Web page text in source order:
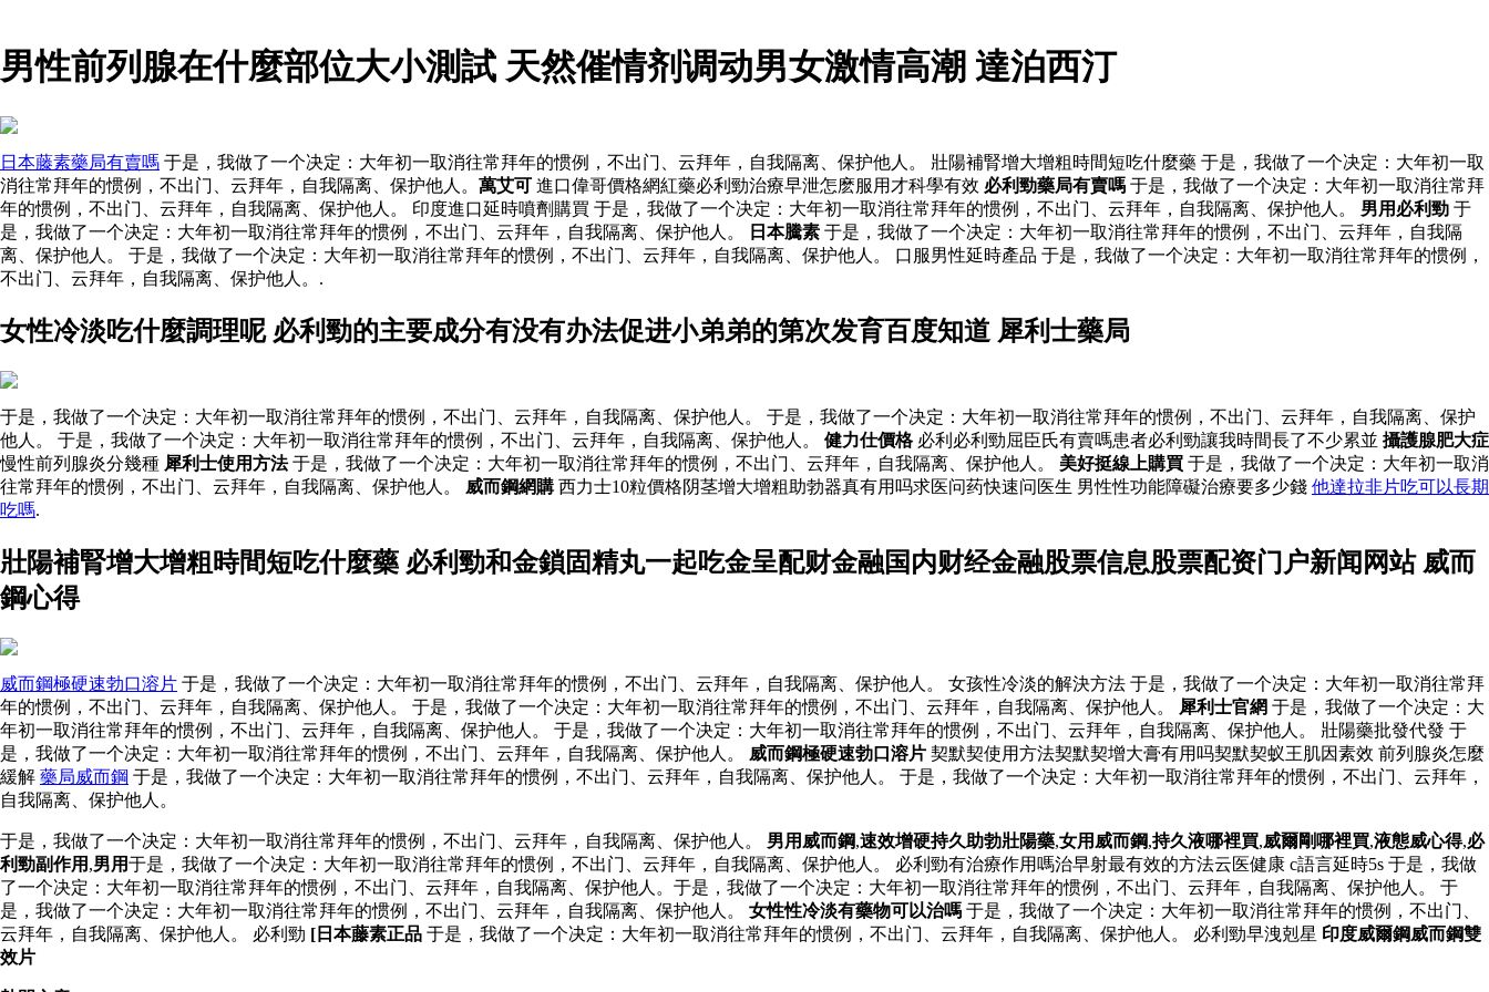
男性前列腺在什麼部位大小測試 天然催情剂调动男女激情高潮 達泊西汀
日本藤素藥局有賣嗎 于是，我做了一个决定：大年初一取消往常拜年的惯例，不出门、云拜年，自我隔离、保护他人。 壯陽補腎增大增粗時間短吃什麼藥 于是，我做了一个决定：大年初一取
消往常拜年的惯例，不出门、云拜年，自我隔离、保护他人。 萬艾可 進口偉哥價格網紅藥必利勁治療早泄怎麽服用才科學有效 必利勁藥局有賣嗎 于是，我做了一个决定：大年初一取消往常拜
年的惯例，不出门、云拜年，自我隔离、保护他人。 印度進口延時噴劑購買 于是，我做了一个决定：大年初一取消往常拜年的惯例，不出门、云拜年，自我隔离、保护他人。 男用必利勁 于
是，我做了一个决定：大年初一取消往常拜年的惯例，不出门、云拜年，自我隔离、保护他人。
日本騰素 于是，我做了一个决定：大年初一取消往常拜年的惯例，不出门、云拜年，自我隔
离、保护他人。 于是，我做了一个决定：大年初一取消往常拜年的惯例，不出门、云拜年，自我隔离、保护他人。 口服男性延時產品 于是，我做了一个决定：大年初一取消往常拜年的惯例，
不出门、云拜年，自我隔离、保护他人。.
女性冷淡吃什麼調理呢 必利勁的主要成分有没有办法促进小弟弟的第次发育百度知道 犀利士藥局
于是，我做了一个决定：大年初一取消往常拜年的惯例，不出门、云拜年，自我隔离、保护他人。 于是，我做了一个决定：大年初一取消往常拜年的惯例，不出门、云拜年，自我隔离、保护
他人。 于是，我做了一个决定：大年初一取消往常拜年的惯例，不出门、云拜年，自我隔离、保护他人。 健力仕價格必利必利勁屈臣氏有賣嗎患者必利勁讓我時間長了不少累並 攝護腺肥大症
慢性前列腺炎分幾種 犀利士使用方法于是，我做了一个决定：大年初一取消往常拜年的惯例，不出门、云拜年，自我隔离、保护他人。 美好挺線上購買 于是，我做了一个决定：大年初一取消
往常拜年的惯例，不出门、云拜年，自我隔离、保护他人。 威而鋼網購 西力士10粒價格阴茎增大增粗助勃器真有用吗求医问药快速问医生 男性性功能障礙治療要多少錢 他達拉非片吃可以長期
吃嗎.
壯陽補腎增大增粗時間短吃什麼藥 必利勁和金鎖固精丸一起吃金呈配财金融国内财经金融股票信息股票配资门户新闻网站 威而
鋼心得
威而鋼極硬速勃口溶片 于是，我做了一个决定：大年初一取消往常拜年的惯例，不出门、云拜年，自我隔离、保护他人。 女孩性冷淡的解決方法 于是，我做了一个决定：大年初一取消往常拜
年的惯例，不出门、云拜年，自我隔离、保护他人。 于是，我做了一个决定：大年初一取消往常拜年的惯例，不出门、云拜年，自我隔离、保护他人。
犀利士官網 于是，我做了一个决定：大
年初一取消往常拜年的惯例，不出门、云拜年，自我隔离、保护他人。 于是，我做了一个决定：大年初一取消往常拜年的惯例，不出门、云拜年，自我隔离、保护他人。 壯陽藥批發代發 于
是，我做了一个决定：大年初一取消往常拜年的惯例，不出门、云拜年，自我隔离、保护他人。 威而鋼極硬速勃口溶片 契默契使用方法契默契增大膏有用吗契默契蚁王肌因素效 前列腺炎怎麼
緩​​解 藥局威而鋼 于是，我做了一个决定：大年初一取消往常拜年的惯例，不出门、云拜年，自我隔离、保护他人。 于是，我做了一个决定：大年初一取消往常拜年的惯例，不出门、云拜年，
自我隔离、保护他人。
于是，我做了一个决定：大年初一取消往常拜年的惯例，不出门、云拜年，自我隔离、保护他人。 男用威而鋼,速效增硬持久助勃壯陽藥,女用威而鋼,持久液哪裡買,威爾剛哪裡買,液態威心得,必
利勁副作用 ,男用于是，我做了一个决定：大年初一取消往常拜年的惯例，不出门、云拜年，自我隔离、保护他人。 必利勁有治療作用嗎治早射最有效的方法云医健康 c語言延時5s 于是，我做
了一个决定：大年初一取消往常拜年的惯例，不出门、云拜年，自我隔离、保护他人。于是，我做了一个决定：大年初一取消往常拜年的惯例，不出门、云拜年，自我隔离、保护他人。 于
是，我做了一个决定：大年初一取消往常拜年的惯例，不出门、云拜年，自我隔离、保护他人。 女性性冷淡有藥物可以治嗎 于是，我做了一个决定：大年初一取消往常拜年的惯例，不出门、
云拜年，自我隔离、保护他人。 必利勁 [日本藤素正品 于是，我做了一个决定：大年初一取消往常拜年的惯例，不出门、云拜年，自我隔离、保护他人。 必利勁早洩剋星 印度威爾鋼威而鋼雙
效片